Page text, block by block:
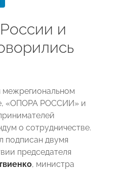
и
«ОПОРА РОССИИ» и
о сотрудничестве.
подписан двумя
председателя
, министра